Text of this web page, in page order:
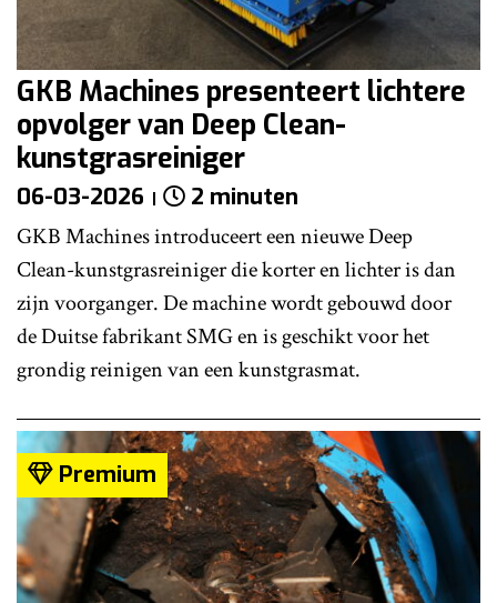
GKB Machines presenteert lichtere
opvolger van Deep Clean-
kunstgrasreiniger
06-03-2026 2 minuten
GKB Machines introduceert een nieuwe Deep
Clean-kunstgrasreiniger die korter en lichter is dan
zijn voorganger. De machine wordt gebouwd door
de Duitse fabrikant SMG en is geschikt voor het
grondig reinigen van een kunstgrasmat.
Premium